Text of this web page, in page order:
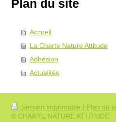
Plan du site
Accueil
La Charte Nature Attitude
Adhésion
Actualités
Version imprimable | Plan du
© CHARTE NATURE ATTITUDE